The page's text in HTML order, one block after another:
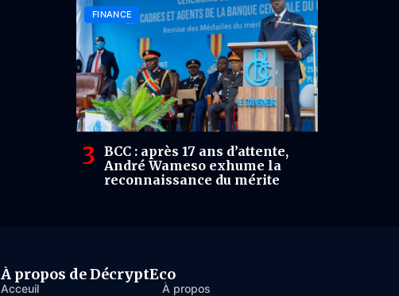
FINANCE
BCC : après 17 ans d’attente,
André Wameso exhume la
reconnaissance du mérite
À propos de DécryptEco
Acceuil
À propos